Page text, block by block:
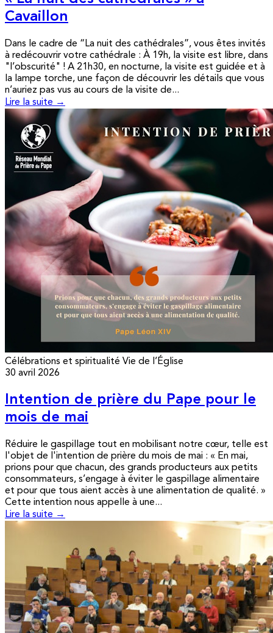
Cavaillon
Dans le cadre de “La nuit des cathédrales”, vous êtes invités
à redécouvrir votre cathédrale : À 19h, la visite est libre, dans
"l’obscurité" ! A 21h30, en nocturne, la visite est guidée et à
la lampe torche, une façon de découvrir les détails que vous
n’auriez pas vus au cours de la visite de...
Lire la suite →
Célébrations et spiritualité Vie de l’Église
30 avril 2026
Intention de prière du Pape pour le
mois de mai
Réduire le gaspillage tout en mobilisant notre cœur, telle est
l'objet de l'intention de prière du mois de mai : « En mai,
prions pour que chacun, des grands producteurs aux petits
consommateurs, s’engage à éviter le gaspillage alimentaire
et pour que tous aient accès à une alimentation de qualité. »
Cette intention nous appelle à une...
Lire la suite →